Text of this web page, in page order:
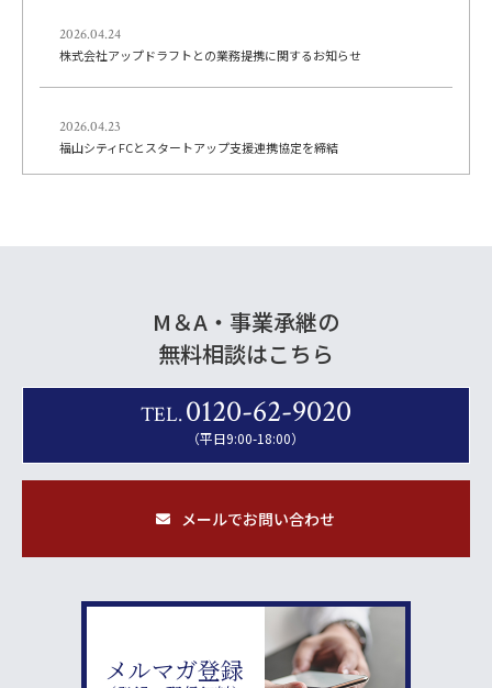
2026.04.24
株式会社アップドラフトとの業務提携に関するお知らせ
2026.04.23
福山シティFCとスタートアップ支援連携協定を締結
M＆A・事業承継の
無料相談はこちら
TEL.0120-62-9020
（平日9:00-18:00）
メールでお問い合わせ
メルマガ登録